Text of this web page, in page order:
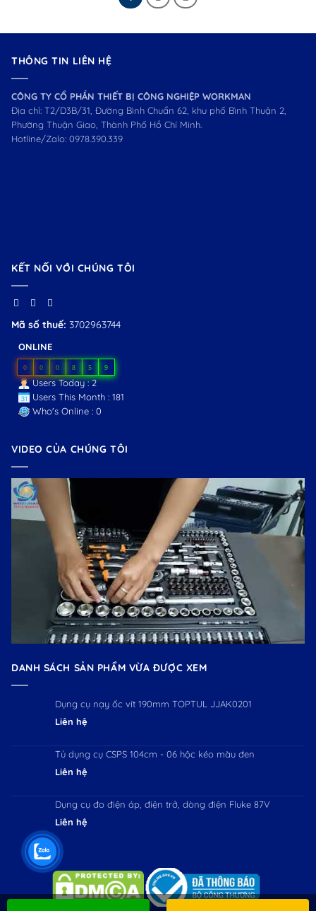
THÔNG TIN LIÊN HỆ
CÔNG TY CỔ PHẦN THIẾT BỊ CÔNG NGHIỆP WORKMAN
Địa chỉ: T2/D3B/31, Đường Bình Chuẩn 62, khu phố Bình Thuận 2,
Phường Thuận Giao, Thành Phố Hồ Chí Minh.
Hotline/Zalo: 0978.390.339
KẾT NỐI VỚI CHÚNG TÔI
Mã số thuế: 3702963744
ONLINE
0 0 0 8 5 9
Users Today : 2
Users This Month : 181
Who's Online : 0
VIDEO CỦA CHÚNG TÔI
DANH SÁCH SẢN PHẨM VỪA ĐƯỢC XEM
Dụng cụ nạy ốc vít 190mm TOPTUL JJAK0201
Liên hệ
Tủ dụng cụ CSPS 104cm - 06 hộc kéo màu đen
Liên hệ
Dụng cụ đo điện áp, điện trở, dòng điện Fluke 87V
Liên hệ